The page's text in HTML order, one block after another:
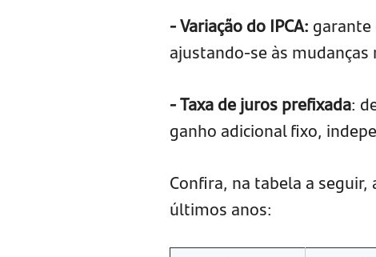
- Variação do IPCA: garante
ajustando-se às mudanças
- Taxa de juros prefixada:
ganho adicional fixo,
Confira, na tabela a
últimos anos: